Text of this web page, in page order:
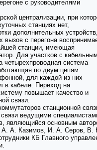
с руководителями
централизации, при
станциях нет,
дополнительных
вызов с перегона
станции, имеющая
Для участков с
четырехпроводная система
по двум цепям:
для каждой из них
в кабеле. Переход на
повышает качество и
связи.
станционной
ведущими
являющийся основным
А. А. Казимов, И. А. Серов, В.
КБ Главного